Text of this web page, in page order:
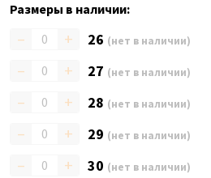
Размеры в наличии:
– + 26 (нет в наличии)
– + 27 (нет в наличии)
– + 28 (нет в наличии)
– + 29 (нет в наличии)
– + 30 (нет в наличии)